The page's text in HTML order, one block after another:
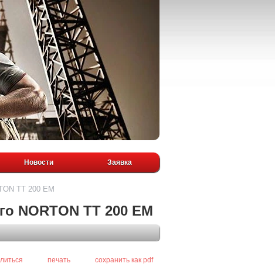
Новости Заявка
TT 200 EM
NORTON TT 200 EM
печать сохранить как pdf